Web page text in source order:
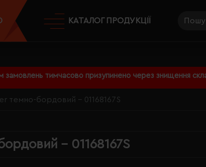
замовлень тимчасово призупинено через знищення
КАТАЛОГ ПРОДУКЦІЇ
темно-бордовий - 01168167S
- 01168167S